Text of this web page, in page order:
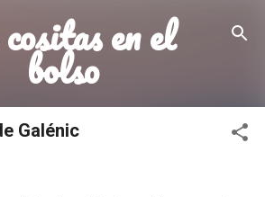
Ir al contenido principalen el
bolso
Galénic